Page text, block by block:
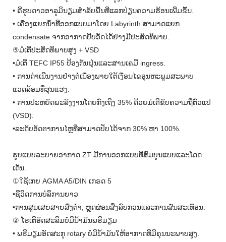
• ຄີຮູບດາວອາລູມິນຽມສໍາລັບພື້ນທີ່ແລກປ່ຽນຄວາມຮ້ອນເພີ່ມຂຶ້ນ.
• ເຄື່ອງແຍກນ້ໍາທີ່ອອກແບບມາໂດຍ Labyrinth ສາມາດແຍກ
condensate ຈາກອາກາດບີບອັດໄດ້ຢ່າງມີປະສິດທິພາບ.
⑤ມໍເຕີປະສິດທິພາບສູງ + VSD
•ມໍເຕີ TEFC IP55 ປ້ອງກັນຝຸ່ນແລະສານເຄມີ ingress.
• ການດໍາເນີນງານຢ່າງຕໍ່ເນື່ອງພາຍໃຕ້ເງື່ອນໄຂອຸນຫະພູມສະພາບ
ແວດລ້ອມທີ່ຮຸນແຮງ.
• ການປະຫຍັດພະລັງງານໂດຍກົງເຖິງ 35% ດ້ວຍມໍເຕີຂັບຄວາມຖີ່ຕົວແປ
(VSD).
•ລະດັບອັດຕາການໄຫຼທີ່ສາມາດປັບໄດ້ຈາກ 30% ຫາ 100%.
ຮູບແບບລະບາຍອາກາດ ZT ມີການອອກແບບທີ່ສົມບູນແບບແລະໂດດ
ເດັ່ນ.
①ໃຊ້ເກຍ AGMA A5/DIN ເກຣດ 5
•ຊີວິດການບໍລິການຍາວ
•ການສູນເສຍສາຍສົ່ງຕ່ໍາ, ຫຼຸດຜ່ອນສິ່ງລົບກວນແລະການສັ່ນສະເທືອນ.
② ໂຣເຕີອັດສະລິມບໍ່ມີນ້ຳມັນພຣີມຽມ
• ພຣີມຽມອັດສະກູ rotary ບໍ່ມີນ້ຳມັນໃຫ້ອາກາດທີ່ມີຄຸນນະພາບສູງ.